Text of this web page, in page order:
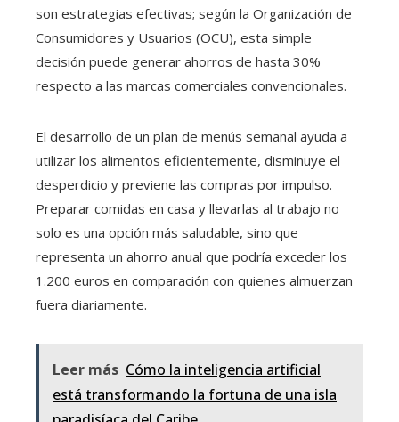
son estrategias efectivas; según la Organización de
Consumidores y Usuarios (OCU), esta simple
decisión puede generar ahorros de hasta 30%
respecto a las marcas comerciales convencionales.
El desarrollo de un plan de menús semanal ayuda a
utilizar los alimentos eficientemente, disminuye el
desperdicio y previene las compras por impulso.
Preparar comidas en casa y llevarlas al trabajo no
solo es una opción más saludable, sino que
representa un ahorro anual que podría exceder los
1.200 euros en comparación con quienes almuerzan
fuera diariamente.
Leer más Cómo la inteligencia artificial
está transformando la fortuna de una isla